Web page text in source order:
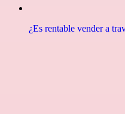
¿Es rentable vender a